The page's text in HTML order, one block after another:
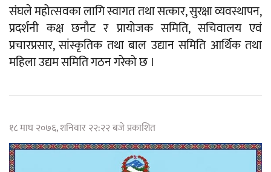
संघले महोत्सवका लागि स्वागत तथा सत्कार, सुरक्षा व्यवस्थापन,
प्रदर्शनी कक्ष छनौट र प्रायोजक समिति, सचिवालय एवं
प्रचारप्रसार, सांस्कृतिक तथा बाल उद्यान समिति आर्थिक तथा
महिला उद्यम समिति गठन गरेको छ ।
१८ माघ २०७६, शनिवार २२:२२ बजे प्रकाशित